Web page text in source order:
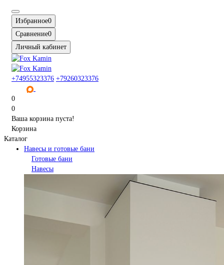
Избранное0
Сравнение0
Личный кабинет
+74955323376 +79260323376
0
0
Ваша корзина пуста!
Корзина
Каталог
Навесы и готовые бани
Готовые бани
Навесы